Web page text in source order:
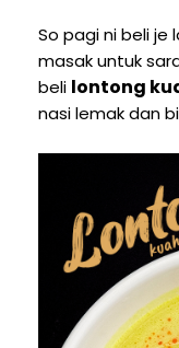
So pagi ni beli je
masak untuk
beli lontong
nasi lemak dan